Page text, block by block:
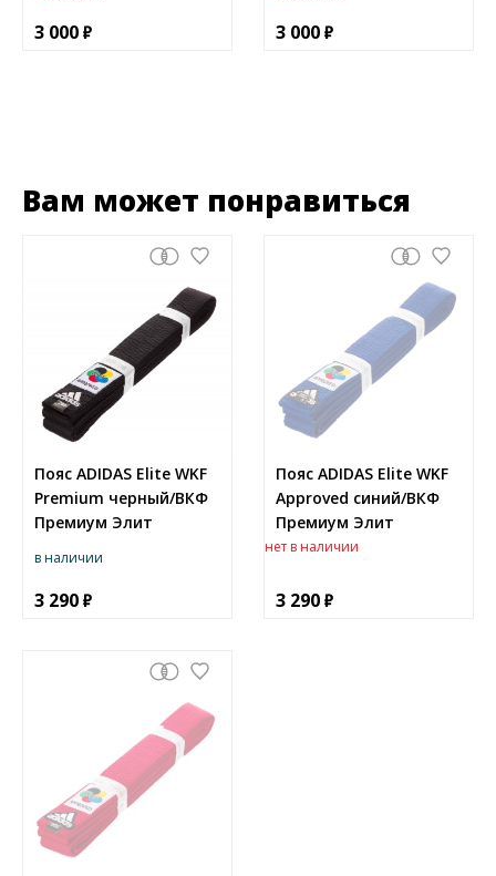
3 000 3 000
Вам может понравиться
Пояс ADIDAS Elite WKF
Premium черный/ВКФ
Премиум Элит
в наличии
3 290
Пояс ADIDAS Elite WKF
Approved синий/ВКФ
Премиум Элит
нет в наличии
3 290